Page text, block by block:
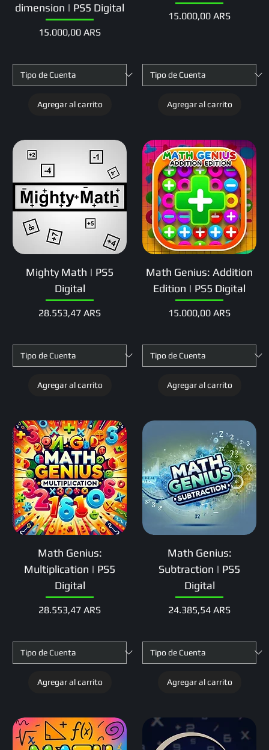
dimension | PS5 Digital
Precio
15.000,00 ARS
Agregar al carrito
Precio
15.000,00 ARS
Agregar al carrito
Mighty Math | PS5
Digital
Precio
28.553,47 ARS
Agregar al carrito
Math Genius: Addition
Edition | PS5 Digital
Precio
15.000,00 ARS
Agregar al carrito
Math Genius:
Multiplication | PS5
Digital
Precio
28.553,47 ARS
Agregar al carrito
Math Genius:
Subtraction | PS5
Digital
Precio
24.385,54 ARS
Agregar al carrito